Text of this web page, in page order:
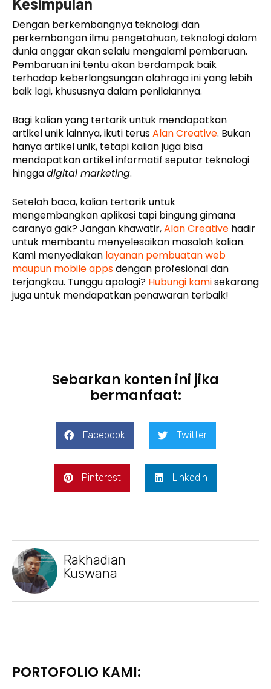
Dengan berkembangnya teknologi dan
perkembangan ilmu pengetahuan, teknologi dalam
dunia anggar akan selalu mengalami pembaruan.
Pembaruan ini tentu akan berdampak baik
terhadap keberlangsungan olahraga ini yang lebih
baik lagi, khususnya dalam penilaiannya.
Bagi kalian yang tertarik untuk mendapatkan
artikel unik lainnya, ikuti terusAlan Creative. Bukan
hanya artikel unik, tetapi kalian juga bisa
mendapatkan artikel informatif seputar teknologi
hinggadigital marketing.
Setelah baca, kalian tertarik untuk
mengembangkan aplikasi tapi bingung gimana
caranya gak? Jangan khawatir,Alan Creative hadir
untuk membantu menyelesaikan masalah kalian.
Kami menyediakan layanan pembuatan web
maupun mobile appsdengan profesional dan
terjangkau. Tunggu apalagi? Hubungi kamisekarang
juga untuk mendapatkan penawaran terbaik!
Sebarkan konten ini jika
bermanfaat:
Facebook Twitter
Pinterest LinkedIn
Rakhadian
Kuswana
PORTOFOLIO KAMI: